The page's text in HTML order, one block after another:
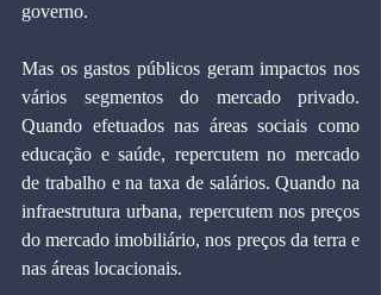
governo.
Mas os gastos públicos geram impactos nos
vários segmentos do mercado privado.
Quando efetuados nas áreas sociais como
educação e saúde, repercutem no mercado
de trabalho e na taxa de salários. Quando na
infraestrutura urbana, repercutem nos preços
do mercado imobiliário, nos preços da terra e
nas áreas locacionais.